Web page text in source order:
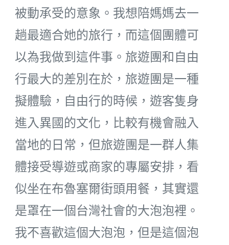
被動承受的意象。我想陪媽媽去一
趟最適合她的旅行，而這個團體可
以為我做到這件事。旅遊團和自由
行最大的差別在於，旅遊團是一種
擬體驗，自由行的時候，遊客隻身
進入異國的文化，比較有機會融入
當地的日常，但旅遊團是一群人集
體接受導遊或商家的專屬安排，看
似坐在布魯塞爾街頭用餐，其實還
是罩在一個台灣社會的大泡泡裡。
我不喜歡這個大泡泡，但是這個泡